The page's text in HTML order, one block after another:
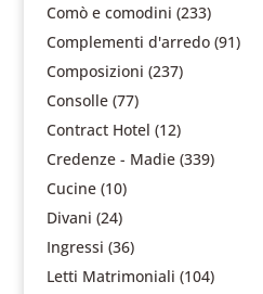
Comò e comodini (233)
Complementi d'arredo (91)
Composizioni (237)
Consolle (77)
Contract Hotel (12)
Credenze - Madie (339)
Cucine (10)
Divani (24)
Ingressi (36)
Letti Matrimoniali (104)